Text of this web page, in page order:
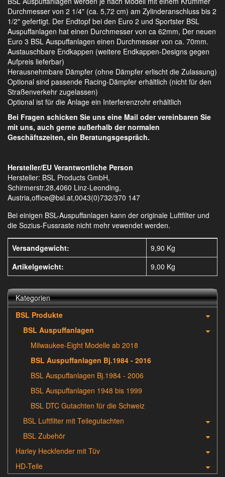
Durchmesser von 2 1/4" (ca. 5,72 cm) am Zylinderanschluss bis 2
1/2" gefertigt. Der Endtopf bei den Euro 2 und Sportster BSL
Auspuffanlagen hat einen Durchmesser von ca 62mm, Der neuen
Euro 3 BSL Auspuffanlagen einen Durchmesser von ca. 70mm.
Austauschbare Endkappen (weitere Endkappen-Designs gegen
Aufpreis lieferbar)
Herausnehmbare Dämpfer (ohne Dämpfer erlischt die Zulassung)
Optional sind passende Racing-Dämpfer erhältlich (nicht für den
Straßenverkehr zugelassen)
Optional ist für die Anlage ein Interferenzrohr erhältlich
Bei Fragen schicken Sie uns eine Mail oder vereinbaren Sie
mit uns, auch gerne außerhalb der normalen
Geschäftszeiten, ein Beratungsgespräch.
Hersteller/EU Verantwortliche Person
Hersteller: BSL Products GmbH,
Schirmerstr.28,4060 Linz-Leonding,
Austria,office@bsl.at,0043(0)732/370 147
Bei einigen BSL-Auspuffanlagen kann der originale Luftfilter und
die Sozius-Fussraste nicht mehr vewendet werden.
Versandgewicht:
9,90 Kg
Artikelgewicht:
9,00 Kg
Kategorien
BSL Produkte
BSL Auspuffanlagen
Milwaukee-Eight Modelle ab 2018
BSL Auspuffanlagen Bj.1984 - 2016
BSL Auspuffanlagen Bj.1984 - 2006
BSL Auspuffanlagen 1948 bis 1999
BSL DTC Gutachten für die Schweiz
BSL Luftfilter mit Teilegutachten
BSL Zubehör
Harley Heckfender mit Tüv
HD-Teile